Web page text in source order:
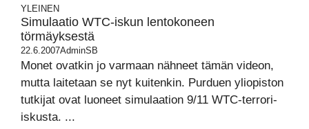
YLEINEN
Simulaatio WTC-iskun lentokoneen
törmäyksestä
22.6.2007AdminSB
Monet ovatkin jo varmaan nähneet tämän videon,
mutta laitetaan se nyt kuitenkin. Purduen yliopiston
tutkijat ovat luoneet simulaation 9/11 WTC-terrori-
iskusta. ...